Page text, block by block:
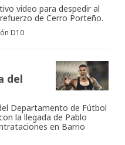
video para despedir al
de Cerro Porteño.
D10
del
Departamento de Fútbol
la llegada de Pablo
en Barrio